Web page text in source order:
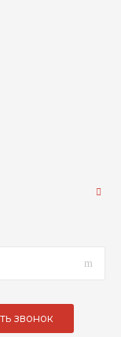
звонок